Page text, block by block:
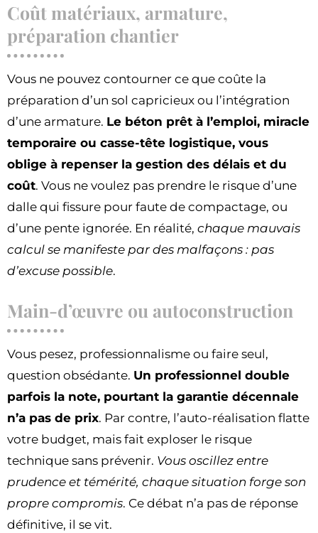
Coût matériaux, armature,
préparation chantier
Vous ne pouvez contourner ce que coûte la
préparation d’un sol capricieux ou l’intégration
d’une armature. Le béton prêt à l’emploi, miracle
temporaire ou casse-tête logistique, vous
oblige à repenser la gestion des délais et du
coût. Vous ne voulez pas prendre le risque d’une
dalle qui fissure pour faute de compactage, ou
d’une pente ignorée. En réalité, chaque mauvais
calcul se manifeste par des malfaçons : pas
d’excuse possible.
Main-d’œuvre ou autoconstruction
Vous pesez, professionnalisme ou faire seul,
question obsédante. Un professionnel double
parfois la note, pourtant la garantie décennale
n’a pas de prix. Par contre, l’auto-réalisation flatte
votre budget, mais fait exploser le risque
technique sans prévenir. Vous oscillez entre
prudence et témérité, chaque situation forge son
propre compromis. Ce débat n’a pas de réponse
définitive, il se vit.